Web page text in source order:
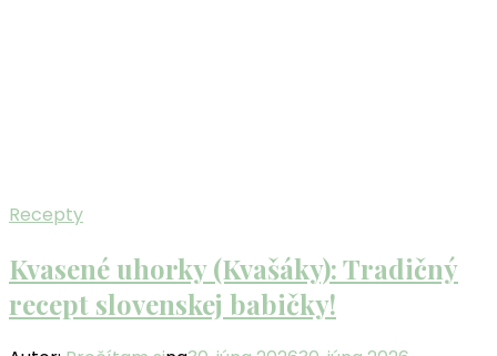
Recepty
Kvasené uhorky (Kvašáky): Tradičný
recept slovenskej babičky!